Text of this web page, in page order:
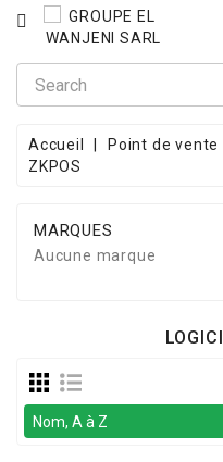
CATÉGORIE
POINT
DE
ACCÈS &
CÂBLES &
Accueil Point de vente
ZKPOS
MARQUES
Aucune marque
Nom, A à Z